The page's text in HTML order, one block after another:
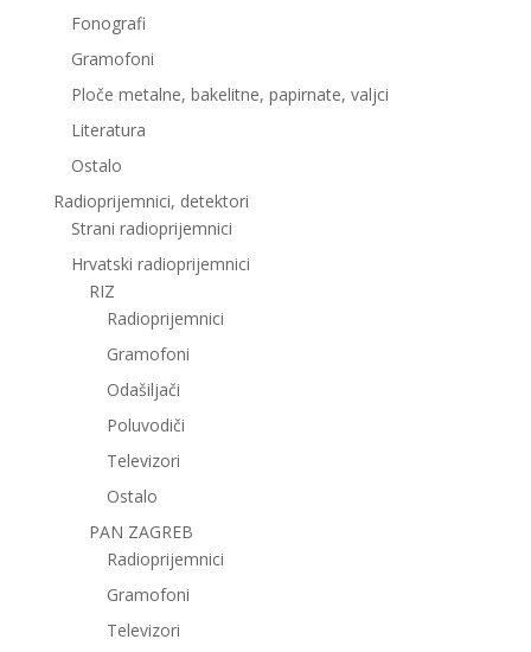
Fonografi
Gramofoni
Ploče metalne, bakelitne, papirnate, valjci
Literatura
Ostalo
Radioprijemnici, detektori
Strani radioprijemnici
Hrvatski radioprijemnici
RIZ
Radioprijemnici
Gramofoni
Odašiljači
Poluvodiči
Televizori
Ostalo
PAN ZAGREB
Radioprijemnici
Gramofoni
Televizori